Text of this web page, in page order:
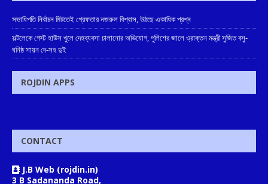
সভাধিপতি নির্বাচন মিটতেই গ্রেফতার নজরুল বিশ্বাস, উঠছে একাধিক প্রশ্ন
সল্টলেকে গেস্ট হাউস খুলে দেহব্যবসা চালানোর অভিযোগ, পুলিশের জালে ও্রাক্তন মন্ত্রী সুজিত বসু-
ঘনিষ্ঠ সায়ন দে-সহ দুই
ROJDIN APPS
CONTACT
J.B Web (rojdin.in)
3 B Sadananda Road,